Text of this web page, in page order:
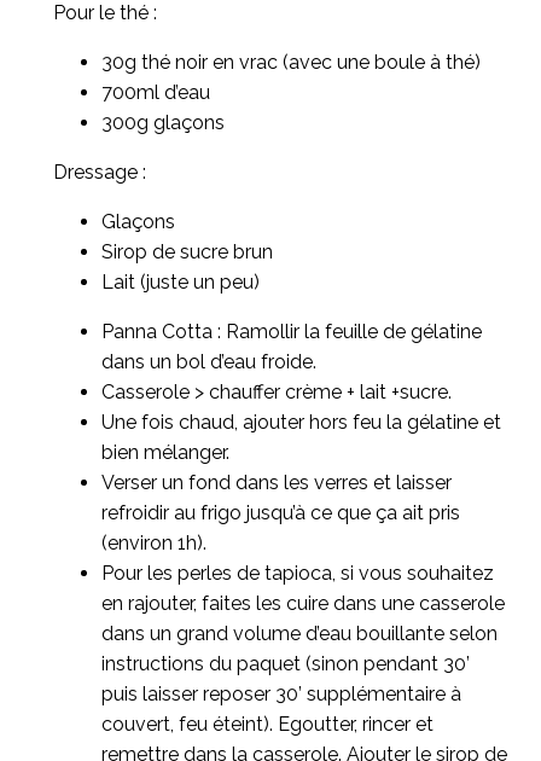
Pour le thé :
30g thé noir en vrac (avec une boule à thé)
700ml d’eau
300g glaçons
Dressage :
Glaçons
Sirop de sucre brun
Lait (juste un peu)
Panna Cotta : Ramollir la feuille de gélatine
dans un bol d’eau froide.
Casserole > chauffer crème + lait +sucre.
Une fois chaud, ajouter hors feu la gélatine et
bien mélanger.
Verser un fond dans les verres et laisser
refroidir au frigo jusqu’à ce que ça ait pris
(environ 1h).
Pour les perles de tapioca, si vous souhaitez
en rajouter, faites les cuire dans une casserole
dans un grand volume d’eau bouillante selon
instructions du paquet (sinon pendant 30’
puis laisser reposer 30’ supplémentaire à
couvert, feu éteint). Egoutter, rincer et
remettre dans la casserole. Ajouter le sirop de